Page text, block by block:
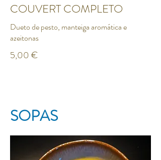
COUVERT COMPLETO
Dueto de pesto, manteiga aromática e
azeitonas
5,00 €
SOPAS